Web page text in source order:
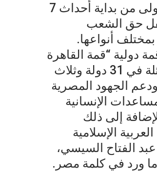
بتغير النظم والسياسات المصرية؛ فمنذ اللحظة الأولى من بداية أحداث 7
حق الشعب
أنواعها.
دولية “قمة القاهرة
للسلام” طارئة بمشاركة إقليمية ودولية واسعة متمثلة في 31 دولة وثلاث
الجهود المصرية
الإنسانية
إلى ذلك
الإسلامية
عبد الفتاح السيسي،
ما ورد في كلمة مصر.